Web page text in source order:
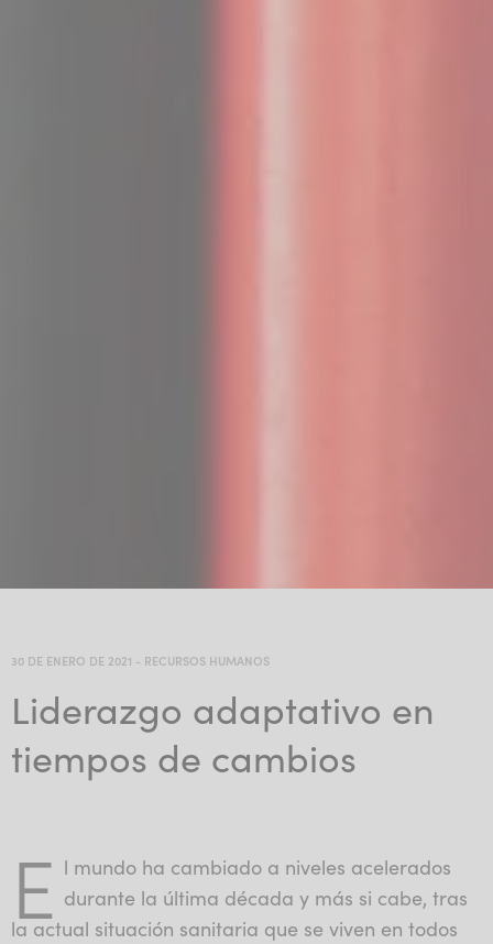
30 DE ENERO DE 2021 - RECURSOS HUMANOS
Liderazgo adaptativo en
tiempos de cambios
E l mundo ha cambiado a niveles acelerados
durante la última década y más si cabe, tras
la actual situación sanitaria que se viven en todos